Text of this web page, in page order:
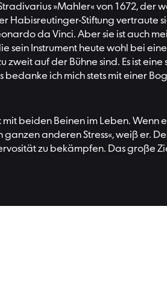
»Mahler« von 1672, der
Stiftung vertraute
da Vinci. Aber sie ist auch
sein Instrument heute wohl bei
auf der Bühne sind. Es ist
ich mich stets mit einer
beiden Beinen im Leben. Wenn
anderen Stress«, weiß er.
zu bekämpfen. Das große